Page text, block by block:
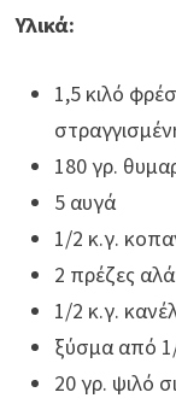
Υλικά:
1,5 κιλό
180 γρ.
5 αυγά
1/2 κ.γ.
2 πρέζες
1/2 κ.γ.
ξύσμα από
20 γρ. ψιλό